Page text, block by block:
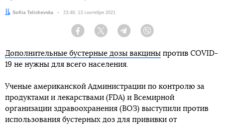
Автор:
Sofiia Telishevska Дата:
23:48, 13 сентября 2021
Facebook Twitter Telegram
Дополнительные бустерные дозы вакцины против COVID-
19 не нужны для всего населения.
Ученые американской Администрации по контролю за
продуктами и лекарствами (FDA) и Всемирной
организации здравоохранения (ВОЗ) выступили против
использования бустерных доз для прививки от